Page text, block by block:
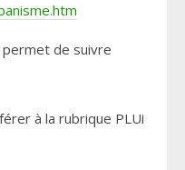
de suivre
à la rubrique PLUi